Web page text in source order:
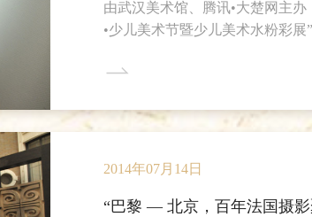
由武汉美术馆、腾讯•大楚网主
•少儿美术节暨少儿美术水粉彩展
2014年07月14日
“巴黎 — 北京，百年法国摄